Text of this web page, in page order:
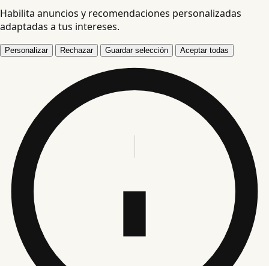
Habilita anuncios y recomendaciones personalizadas
adaptadas a tus intereses.
Personalizar Rechazar Guardar selección Aceptar todas